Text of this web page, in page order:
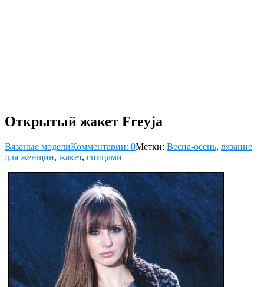
Открытый жакет Freyja
Вязаные моделиКомментарии: 0Метки: Весна-осень, вязание
для женщин, жакет, спицами